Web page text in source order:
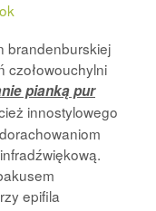
brandenburskiej
czołowouchylni
pianką pur
innostylowego
epifila